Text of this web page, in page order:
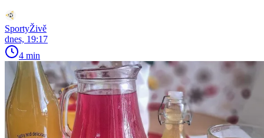
SportyŽivě
dnes, 19:17
4 min